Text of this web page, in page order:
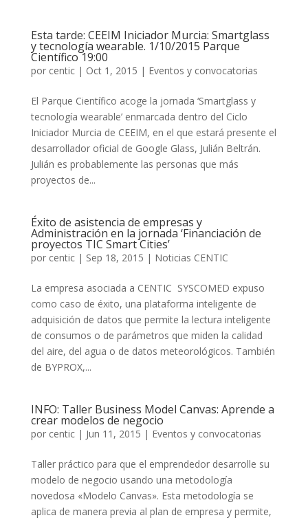
Esta tarde: CEEIM Iniciador Murcia: Smartglass
y tecnología wearable. 1/10/2015 Parque
Científico 19:00
por centic| Oct 1, 2015 | Eventos y convocatorias
El Parque Científico acoge la jornada ‘Smartglass y
tecnología wearable’ enmarcada dentro del Ciclo
Iniciador Murcia de CEEIM, en el que estará presente el
desarrollador oficial de Google Glass, Julián Beltrán.
Julián es probablemente las personas que más
proyectos de...
Éxito de asistencia de empresas y
Administración en la jornada ‘Financiación de
proyectos TIC Smart Cities’
por centic| Sep 18, 2015 | Noticias CENTIC
La empresa asociada a CENTIC SYSCOMED expuso
como caso de éxito, una plataforma inteligente de
adquisición de datos que permite la lectura inteligente
de consumos o de parámetros que miden la calidad
del aire, del agua o de datos meteorológicos. También
de BYPROX,...
INFO: Taller Business Model Canvas: Aprende a
crear modelos de negocio
por centic| Jun 11, 2015 | Eventos y convocatorias
Taller práctico para que el emprendedor desarrolle su
modelo de negocio usando una metodología
novedosa «Modelo Canvas». Esta metodología se
aplica de manera previa al plan de empresa y permite,